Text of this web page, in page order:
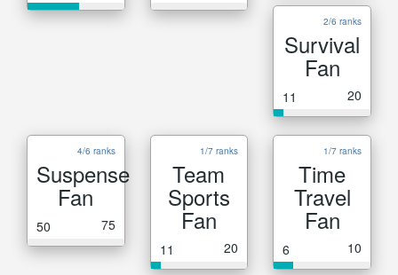
2/6 ranks
Survival
Fan
11 20
4/6 ranks
Suspense
Fan
50 75
1/7 ranks
Team
Sports
Fan
11 20
1/7 ranks
Time
Travel
Fan
6 10